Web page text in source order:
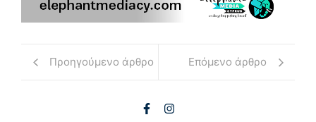
Προηγούμενο άρθρο Επόμενο άρθρο